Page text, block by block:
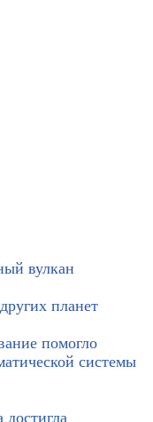
вулкан
планет
помогло
системы